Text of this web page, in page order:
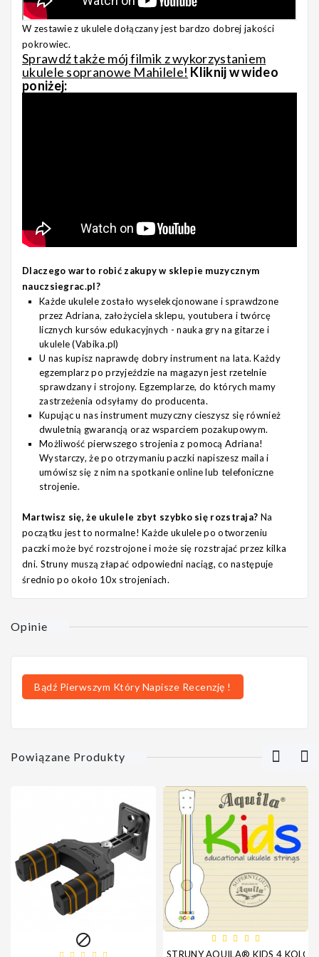
W zestawie z ukulele dołączany jest bardzo dobrej jakości
pokrowiec.
Sprawdź także mój filmik z wykorzystaniem
ukulele sopranowe Mahilele! Kliknij w wideo
poniżej:
Dlaczego warto robić zakupy w sklepie muzycznym
nauczsiegrac.pl?
Każde ukulele zostało wyselekcjonowane i sprawdzone
przez Adriana, założyciela sklepu, youtubera i twórcę
licznych kursów edukacyjnych - nauka gry na gitarze i
ukulele (Vabika.pl)
U nas kupisz naprawdę dobry instrument na lata. Każdy
egzemplarz po przyjeździe na magazyn jest rzetelnie
sprawdzany i strojony. Egzemplarze, do których mamy
zastrzeżenia odsyłamy do producenta.
Kupując u nas instrument muzyczny cieszysz się również
dwuletnią gwarancją oraz wsparciem pozakupowym.
Możliwość pierwszego strojenia z pomocą Adriana!
Wystarczy, że po otrzymaniu paczki napiszesz maila i
umówisz się z nim na spotkanie online lub telefoniczne
strojenie.
Martwisz się, że ukulele zbyt szybko się rozstraja? Na
początku jest to normalne! Każde ukulele po otworzeniu
paczki może być rozstrojone i może się rozstrajać przez kilka
dni. Struny muszą złapać odpowiedni naciąg, co następuje
średnio po około 10x strojeniach.
Opinie
Bądź Pierwszym Który Napisze Recenzję !
Powiązane Produkty

STRUNY AQUILA® KIDS 4